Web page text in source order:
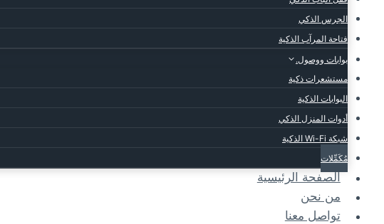
الجرس الذكي
فتاحة المرآب الذكية
بوابات ووصول.
مستشعرات ذكية
البوابات الذكية
أدوات المنزل الذكي
شبكة Wi-Fi الذكية
مُكَمِّلات
الصفحة الرئيسية
من نحن
تواصل معنا